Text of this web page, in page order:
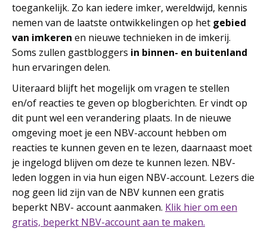
toegankelijk. Zo kan iedere imker, wereldwijd, kennis
nemen van de laatste ontwikkelingen op het gebied
van imkeren en nieuwe technieken in de imkerij.
Soms zullen gastbloggers in binnen- en buitenland
hun ervaringen delen.
Uiteraard blijft het mogelijk om vragen te stellen
en/of reacties te geven op blogberichten. Er vindt op
dit punt wel een verandering plaats. In de nieuwe
omgeving moet je een NBV-account hebben om
reacties te kunnen geven en te lezen, daarnaast moet
je ingelogd blijven om deze te kunnen lezen. NBV-
leden loggen in via hun eigen NBV-account. Lezers die
nog geen lid zijn van de NBV kunnen een gratis
beperkt NBV- account aanmaken. Klik hier om een
gratis, beperkt NBV-account aan te maken.